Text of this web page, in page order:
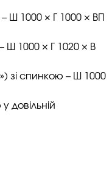
Ш 1000 × Г 1000 × ВП
Ш 1000 × Г 1020 × В
зі спинкою – Ш 1000
довільній